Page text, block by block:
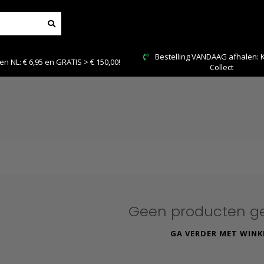
> € 150,00!
Bestelling VANDAAG afhalen: Kies Click &
Geen producten
GA VERDER MET